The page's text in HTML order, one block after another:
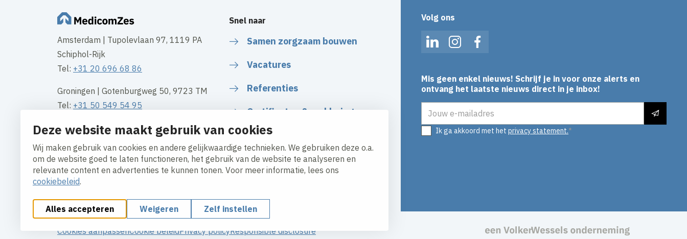
Deze website maakt gebruik van cookies
Wij maken gebruik van cookies en andere gelijkwaardige technieken. We gebruiken deze o.a.
om de website goed te laten functioneren, het gebruik van de website te analyseren en
relevante content en advertenties te kunnen tonen. Voor meer informatie, lees ons
cookiebeleid.
Alles accepteren Weigeren Zelf instellen
Amsterdam | Tupolevlaan 97, 1119 PA
Schiphol-Rijk
Tel: +31 20 696 68 86
Groningen | Gotenburgweg 50, 9723 TM
Tel: +31 50 549 54 95
Rotterdam | Waalhaven Z.z. 11, 3089 JH
Tel
+31 10 313 10 00
Contact
Snel naar
Samen zorgzaam bouwen
Vacatures
Referenties
Certificaten & verklaringen
Algemene Voorwaarden
Volg ons
LinkedInInstagramFacebook
Mis geen enkel nieuws! Schrijf je in voor onze alerts en
ontvang het laatste nieuws direct in je inbox!
Ik ga akkoord met het privacy statement.
Cookies aanpassenCookie beleidPrivacy policyResponsible disclosure